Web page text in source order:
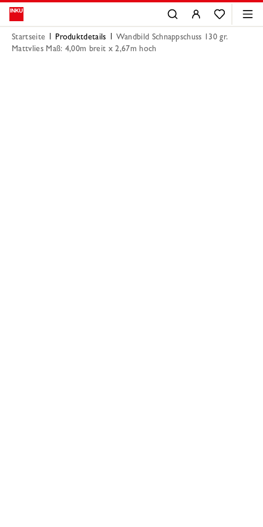
Startseite Produktdetails
Wandbild Schnappschuss 130 gr.
Mattvlies Maß: 4,00m breit x 2,67m hoch